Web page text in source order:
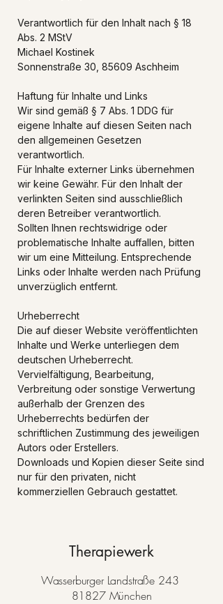
Verantwortlich für den Inhalt nach § 18
Abs. 2 MStV
Michael Kostinek
Sonnenstraße 30, 85609 Aschheim
Haftung für Inhalte und Links
Wir sind gemäß § 7 Abs. 1 DDG für
eigene Inhalte auf diesen Seiten nach
den allgemeinen Gesetzen
verantwortlich.
Für Inhalte externer Links übernehmen
wir keine Gewähr. Für den Inhalt der
verlinkten Seiten sind ausschließlich
deren Betreiber verantwortlich.
Sollten Ihnen rechtswidrige oder
problematische Inhalte auffallen, bitten
wir um eine Mitteilung. Entsprechende
Links oder Inhalte werden nach Prüfung
unverzüglich entfernt.
Urheberrecht
Die auf dieser Website veröffentlichten
Inhalte und Werke unterliegen dem
deutschen Urheberrecht.
Vervielfältigung, Bearbeitung,
Verbreitung oder sonstige Verwertung
außerhalb der Grenzen des
Urheberrechts bedürfen der
schriftlichen Zustimmung des jeweiligen
Autors oder Erstellers.
Downloads und Kopien dieser Seite sind
nur für den privaten, nicht
kommerziellen Gebrauch gestattet.
Therapiewerk
Wasserburger Landstraße 243
81827 München